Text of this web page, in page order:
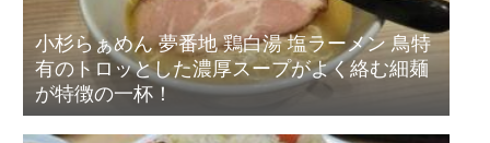
小杉らぁめん 夢番地 鶏白湯 塩ラーメン 鳥特
有のトロッとした濃厚スープがよく絡む細麺
が特徴の一杯！